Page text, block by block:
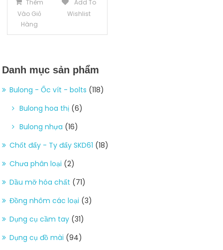
Thêm
Vào Giỏ
Hàng
Add To
Wishlist
Danh mục sản phẩm
Bulong - Ốc vít - bolts (118)
Bulong hoa thị (6)
Bulong nhựa (16)
Chốt đẩy - Ty đẩy SKD61 (18)
Chưa phân loại (2)
Dầu mỡ hóa chất (71)
Đồng nhôm các loại (3)
Dụng cụ cầm tay (31)
Dụng cụ đồ mài (94)